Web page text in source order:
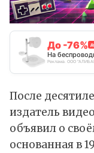
До -76%
На
Реклама. ООО
После
издатель
объявил о
основанная в